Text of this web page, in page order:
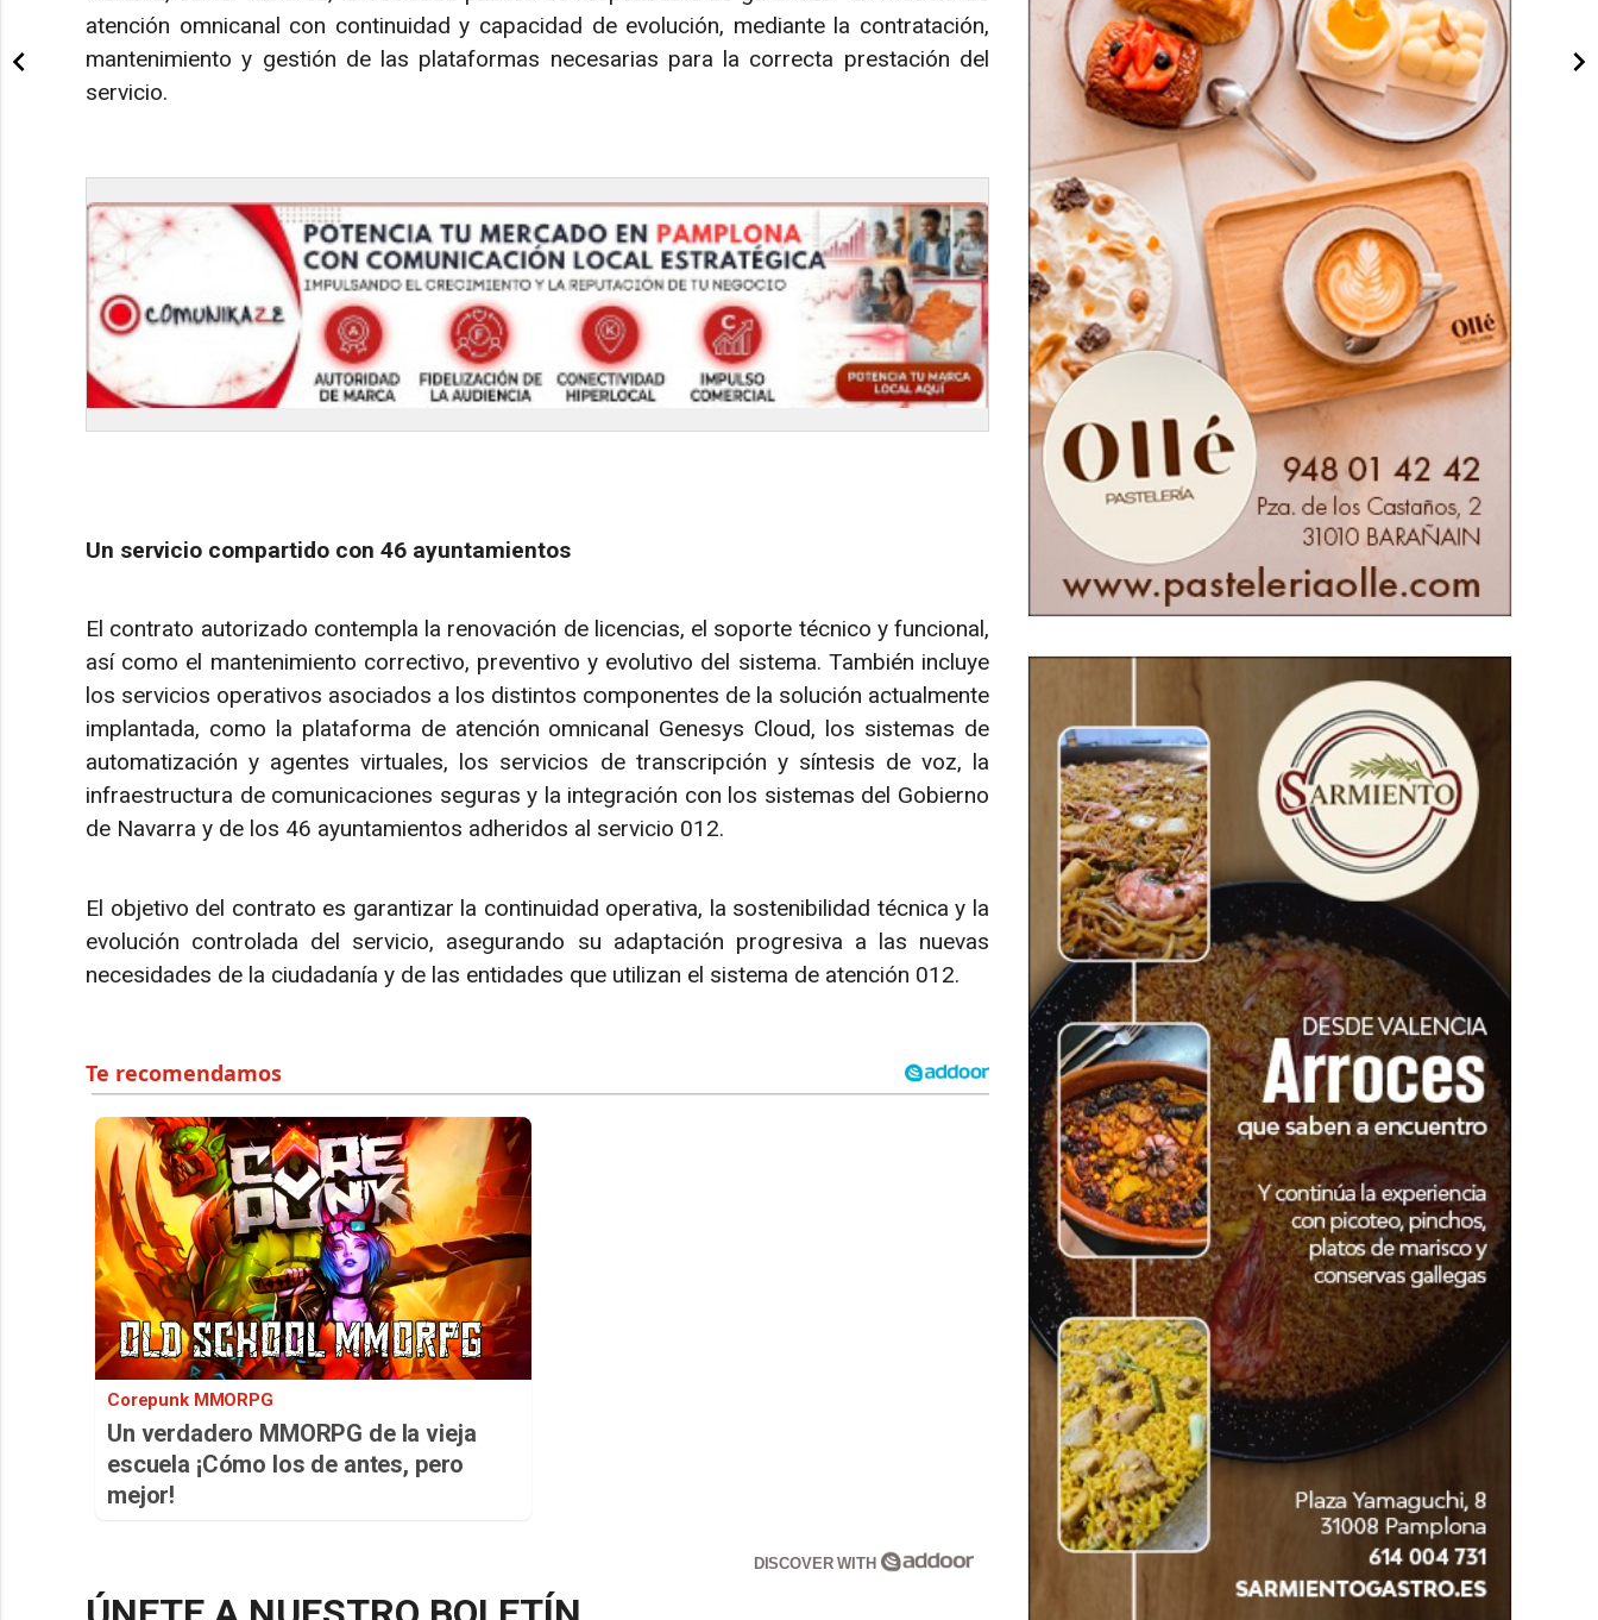
atención omnicanal con continuidad y capacidad de evolución, mediante la contratación,
mantenimiento y gestión de las plataformas necesarias para la correcta prestación del
servicio.
Un servicio compartido con 46 ayuntamientos
El contrato autorizado contempla la renovación de licencias, el soporte técnico y funcional,
así como el mantenimiento correctivo, preventivo y evolutivo del sistema. También incluye
los servicios operativos asociados a los distintos componentes de la solución actualmente
implantada, como la plataforma de atención omnicanal Genesys Cloud, los sistemas de
automatización y agentes virtuales, los servicios de transcripción y síntesis de voz, la
infraestructura de comunicaciones seguras y la integración con los sistemas del Gobierno
de Navarra y de los 46 ayuntamientos adheridos al servicio 012.
El objetivo del contrato es garantizar la continuidad operativa, la sostenibilidad técnica y la
evolución controlada del servicio, asegurando su adaptación progresiva a las nuevas
necesidades de la ciudadanía y de las entidades que utilizan el sistema de atención 012.
Corepunk MMORPG
Un verdadero MMORPG de la vieja
escuela ¡Cómo los de antes, pero
mejor!
DISCOVER WITH